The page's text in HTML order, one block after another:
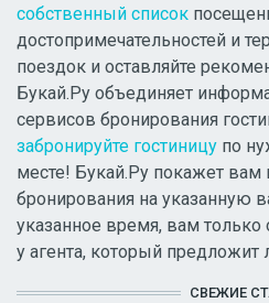
собственный список
достопримечательностей и
поездок и оставляйте
Букай.Ру объединяет
сервисов бронирования
забронируйте гостиницу по
месте! Букай.Ру покажет вам
бронирования на указанную
указанное время, вам только
у агента, который
СВЕЖИЕ